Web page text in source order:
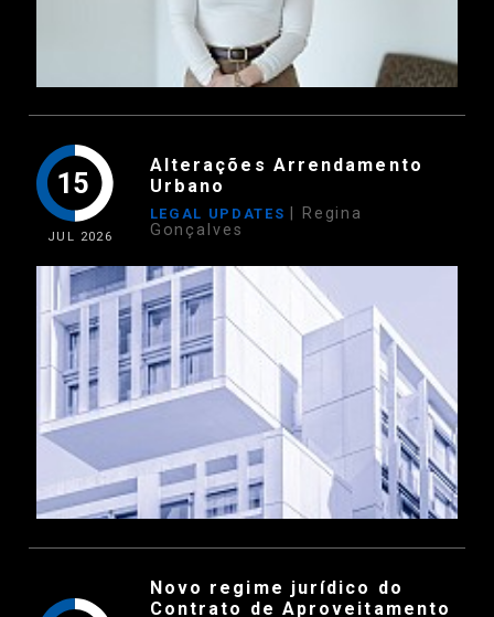
15
JUL 2026
Alterações Arrendamento
Urbano
LEGAL UPDATES
| Regina
Gonçalves
Novo regime jurídico do
Contrato de Aproveitamento